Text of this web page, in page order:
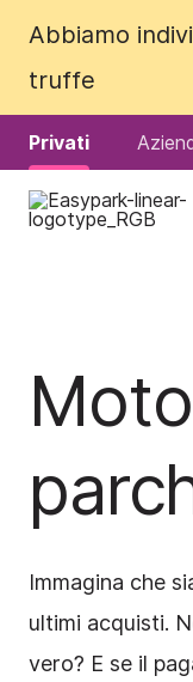
Abbiamo
truffe
Privati
Abbiamo
truffe
Privati
Immagina che
ultimi acquisti.
vero? E se il